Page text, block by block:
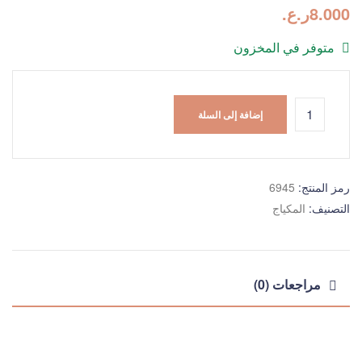
8.000ر.ع.
متوفر في المخزون
إضافة إلى السلة
رمز المنتج: 6945
التصنيف: المكياج
مراجعات (0)